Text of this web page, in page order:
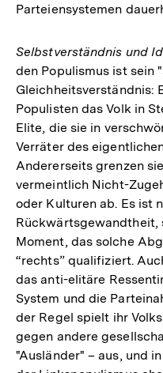
Parteiensystemen
Selbstverständnis und
den Populismus ist sein
Gleichheitsverständnis:
Populisten das Volk in
Elite, die sie in
Verräter des
Andererseits grenzen
vermeintlich Nicht-
oder Kulturen ab. Es ist
Rückwärtsgewandtheit,
Moment, das solche
“rechts” qualifiziert.
das anti-elitäre
System und die
der Regel spielt ihr
gegen andere
"Ausländer" – aus, und